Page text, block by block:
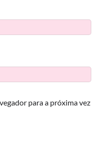
para a próxima vez